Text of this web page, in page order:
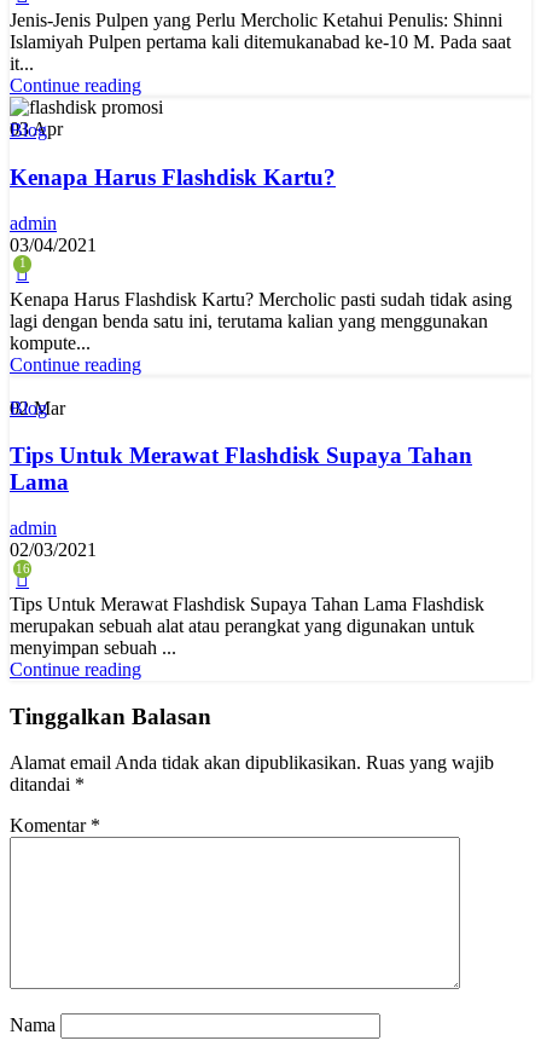
Jenis-Jenis Pulpen yang Perlu Mercholic Ketahui Penulis: Shinni
Islamiyah Pulpen pertama kali ditemukanabad ke-10 M. Pada saat
it...
Continue reading
03Apr
Blog
Kenapa Harus Flashdisk Kartu?
admin
03/04/2021
1
Kenapa Harus Flashdisk Kartu? Mercholic pasti sudah tidak asing
lagi dengan benda satu ini, terutama kalian yang menggunakan
kompute...
Continue reading
02Mar
Blog
Tips Untuk Merawat Flashdisk Supaya Tahan
Lama
admin
02/03/2021
16
Tips Untuk Merawat Flashdisk Supaya Tahan Lama Flashdisk
merupakan sebuah alat atau perangkat yang digunakan untuk
menyimpan sebuah ...
Continue reading
Tinggalkan Balasan
Alamat email Anda tidak akan dipublikasikan. Ruas yang wajib
ditandai *
Komentar *
Nama